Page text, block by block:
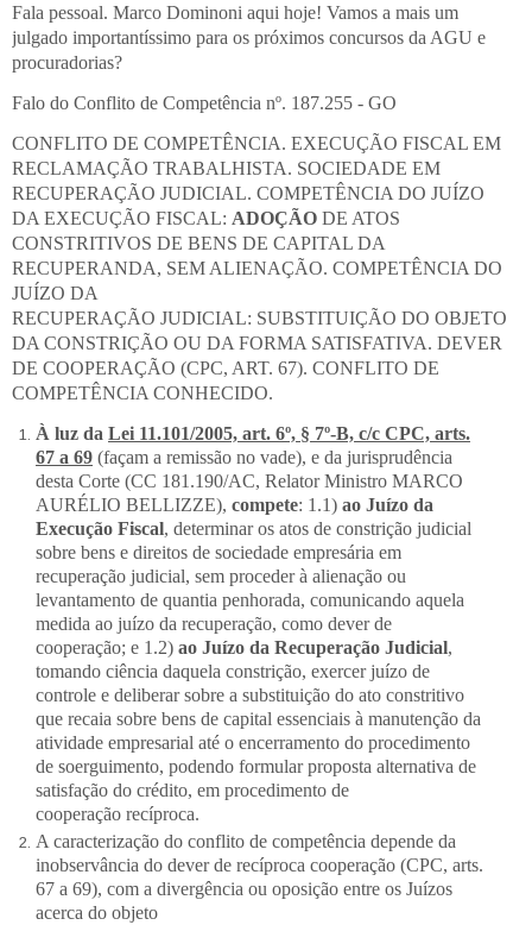
Fala pessoal. Marco Dominoni aqui hoje! Vamos a mais um
julgado importantíssimo para os próximos concursos da AGU e
procuradorias?
Falo do Conflito de Competência nº. 187.255 - GO
CONFLITO DE COMPETÊNCIA. EXECUÇÃO FISCAL EM
RECLAMAÇÃO TRABALHISTA. SOCIEDADE EM
RECUPERAÇÃO JUDICIAL. COMPETÊNCIA DO JUÍZO
DA EXECUÇÃO FISCAL: ADOÇÃO DE ATOS
CONSTRITIVOS DE BENS DE CAPITAL DA
RECUPERANDA, SEM ALIENAÇÃO. COMPETÊNCIA DO
JUÍZO DA
RECUPERAÇÃO JUDICIAL: SUBSTITUIÇÃO DO OBJETO
DA CONSTRIÇÃO OU DA FORMA SATISFATIVA. DEVER
DE COOPERAÇÃO (CPC, ART. 67). CONFLITO DE
COMPETÊNCIA CONHECIDO.
À luz da Lei 11.101/2005, art. 6º, § 7º-B, c/c CPC, arts.
67 a 69 (façam a remissão no vade), e da jurisprudência
desta Corte (CC 181.190/AC, Relator Ministro MARCO
AURÉLIO BELLIZZE), compete: 1.1) ao Juízo da
Execução Fiscal, determinar os atos de constrição judicial
sobre bens e direitos de sociedade empresária em
recuperação judicial, sem proceder à alienação ou
levantamento de quantia penhorada, comunicando aquela
medida ao juízo da recuperação, como dever de
cooperação; e 1.2) ao Juízo da Recuperação Judicial,
tomando ciência daquela constrição, exercer juízo de
controle e deliberar sobre a substituição do ato constritivo
que recaia sobre bens de capital essenciais à manutenção da
atividade empresarial até o encerramento do procedimento
de soerguimento, podendo formular proposta alternativa de
satisfação do crédito, em procedimento de
cooperação recíproca.
A caracterização do conflito de competência depende da
inobservância do dever de recíproca cooperação (CPC, arts.
67 a 69), com a divergência ou oposição entre os Juízos
acerca do objeto